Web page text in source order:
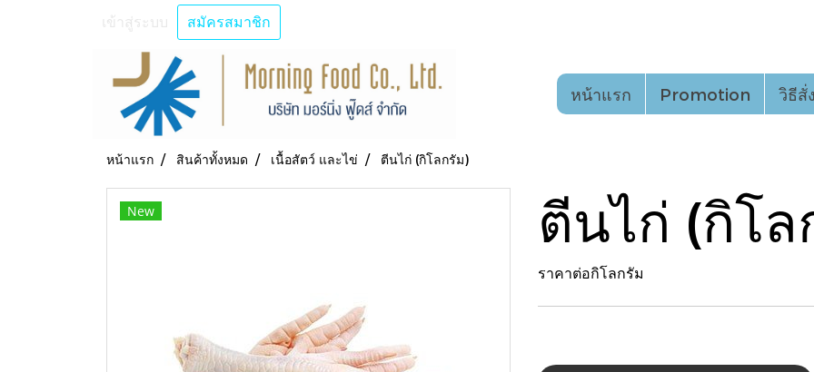
สมัครสมาชิก
หน้าแรก Promotion วิธีสั่
หน้าแรก สินค้าทั้งหมด เนื้อสัตว์ และไข่ ตีนไก่ (กิโลกรัม)
New ตีนไก่ (กิโ
ราคาต่อกิโลกรัม